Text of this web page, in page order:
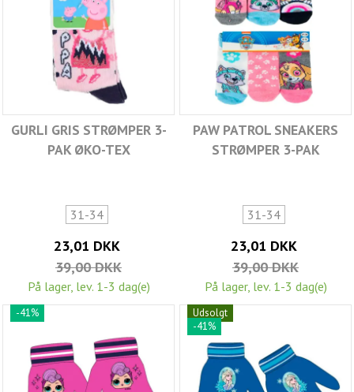
GURLI GRIS STRØMPER 3-
PAK ØKO-TEX
31-34
23,01 DKK
39,00 DKK
På lager, lev. 1-3 dag(e)
PAW PATROL SNEAKERS
STRØMPER 3-PAK
31-34
23,01 DKK
39,00 DKK
På lager, lev. 1-3 dag(e)
-41%
Udsolgt
-41%